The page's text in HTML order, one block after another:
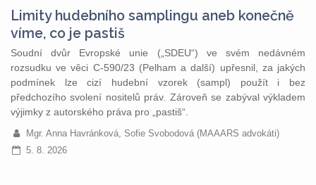
Limity hudebního samplingu aneb konečně
víme, co je pastiš
Soudní dvůr Evropské unie („SDEU“) ve svém nedávném
rozsudku ve věci C-590/23 (Pelham a další) upřesnil, za jakých
podmínek lze cizí hudební vzorek (sampl) použít i bez
předchozího svolení nositelů práv. Zároveň se zabýval výkladem
výjimky z autorského práva pro „pastiš“.
Mgr. Anna Havránková, Sofie Svobodová (MAAARS advokáti)
5. 8. 2026